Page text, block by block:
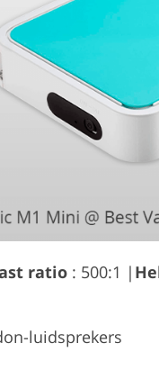
ratio : 500:1 |
luidsprekers